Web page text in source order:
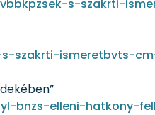
s-szakrti-
szakrti-ismeretbvts-
bnzs-elleni-hatkony-